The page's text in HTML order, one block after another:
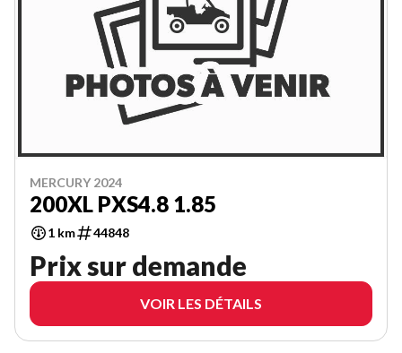
MERCURY 2024
200XL PXS4.8 1.85
1 km 44848
Prix sur demande
VOIR LES DÉTAILS